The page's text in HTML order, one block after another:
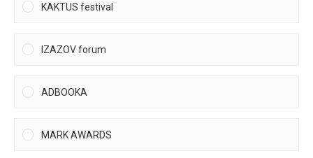
KAKTUS festival
IZAZOV forum
ADBOOKA
MARK AWARDS